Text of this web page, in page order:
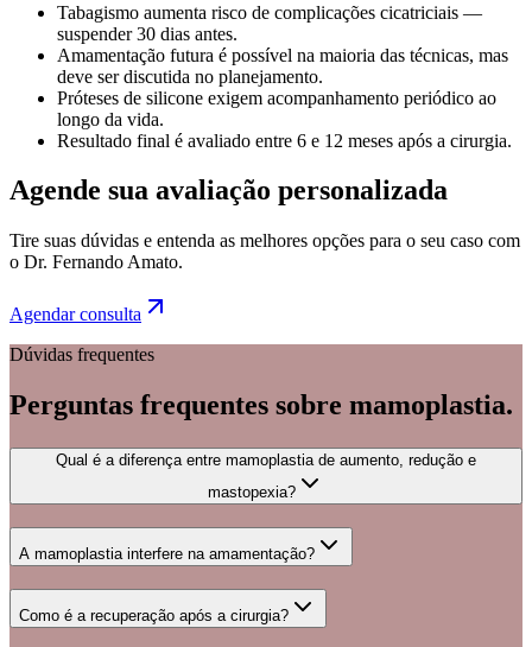
Tabagismo aumenta risco de complicações cicatriciais —
suspender 30 dias antes.
Amamentação futura é possível na maioria das técnicas, mas
deve ser discutida no planejamento.
Próteses de silicone exigem acompanhamento periódico ao
longo da vida.
Resultado final é avaliado entre 6 e 12 meses após a cirurgia.
Agende sua avaliação personalizada
Tire suas dúvidas e entenda as melhores opções para o seu caso com
o Dr. Fernando Amato.
Agendar consulta
Dúvidas frequentes
Perguntas frequentes sobre mamoplastia.
Qual é a diferença entre mamoplastia de aumento, redução e
mastopexia?
A mamoplastia interfere na amamentação?
Como é a recuperação após a cirurgia?